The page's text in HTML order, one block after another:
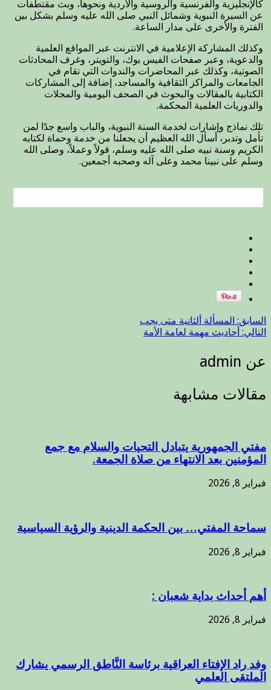
كالإنجليزية والفرنسية والروسية والأردية ونحوها، وبث مقتطفات
عن السيرة النبوية وشمائل النبي صلى الله عليه وسلم بشكل بين
الفترة والأخرى على مدار الساعة.
وكذلك المشاركة الإعلامية في الانترنت عبر المواقع العلمية
والدعوية، وعبر صفحات الفيس بوك، والتويتر، وغرف المحادثات
الصوتية، وكذلك عبر المحاضرات والندوات التي تقام في
الجامعات والمراكز الثقافية والمساجد، إضافة إلى المشاركات
الكتابية بالمقالات والبحوث في الصحف اليومية والمجلات
والدوريات العلمية المحكمة.
تلك نماذج وإشارات لخدمة السنة النبوية، والباب واسع جدًا لمن
تأمل وتدبر، أسأل الله العظيم أن يجعلنا من خدمة وحماة لكتابه
الكريم وسنة نبيه صلى الله عليه وسلم، قولاً وعملاً، وصلى الله
وسلم على نبينا محمد وعلى آله وصحبه أجمعين.
السابق: المسألة ألثانية متى يجب
التالي: أحاديث مهمة لعامة الأمة
عن admin
مقالات مشابهة
مفتي الجمهورية يتبادل التحيات والسلام مع جمع
المؤمنين بعد الانتهاء من صلاة الجمعة.
فبراير 8, 2026
سماحة المفتي… بين الحكمة الدينية والرؤية السياسية
فبراير 8, 2026
أهم أحداث بداية شعبان :
فبراير 8, 2026
وفد راد الإفتاء العراقية برئاسة النَّاطق الرسمي يشارك
الملتقى العلمي